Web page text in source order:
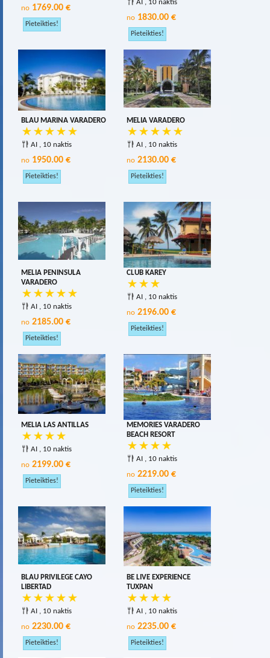
no 1769.00 €
AI , 10 naktis
no 1830.00 €
BLAU MARINA VARADERO
AI , 10 naktis
no 1950.00 €
MELIA VARADERO
AI , 10 naktis
no 2130.00 €
MELIA PENINSULA
VARADERO
AI , 10 naktis
no 2185.00 €
CLUB KAREY
AI , 10 naktis
no 2196.00 €
MELIA LAS ANTILLAS
AI , 10 naktis
no 2199.00 €
MEMORIES VARADERO
BEACH RESORT
AI , 10 naktis
no 2219.00 €
BLAU PRIVILEGE CAYO
LIBERTAD
AI , 10 naktis
no 2230.00 €
BE LIVE EXPERIENCE
TUXPAN
AI , 10 naktis
no 2235.00 €